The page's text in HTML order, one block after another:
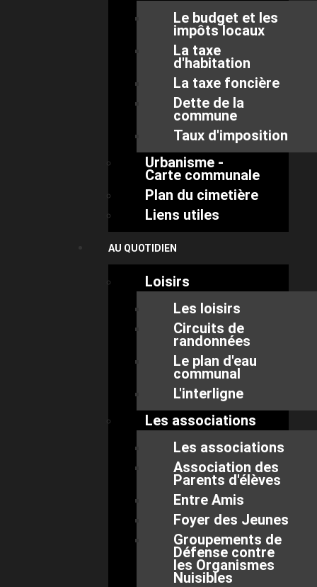
Le budget et les
impôts locaux
La taxe
d'habitation
La taxe foncière
Dette de la
commune
Taux d'imposition
Urbanisme -
Carte communale
Plan du cimetière
Liens utiles
AU QUOTIDIEN
Loisirs
Les loisirs
Circuits de
randonnées
Le plan d'eau
communal
L'interligne
Les associations
Les associations
Association des
Parents d'élèves
Entre Amis
Foyer des Jeunes
Groupements de
Défense contre
les Organismes
Nuisibles